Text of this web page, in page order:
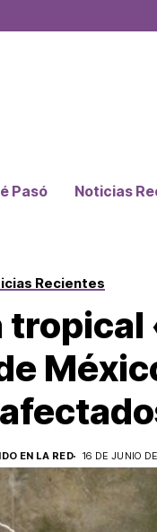
Pasó Noticias
Recientes
tropical
EN LA RED 16 DE JUNIO